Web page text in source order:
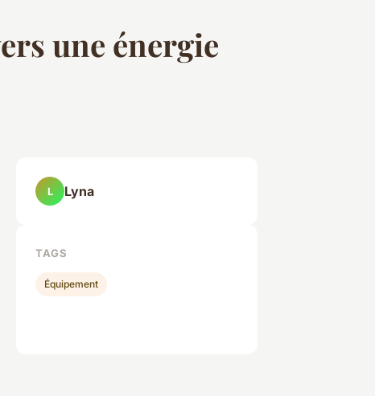
une énergie
L Lyna
TAGS
Équipement